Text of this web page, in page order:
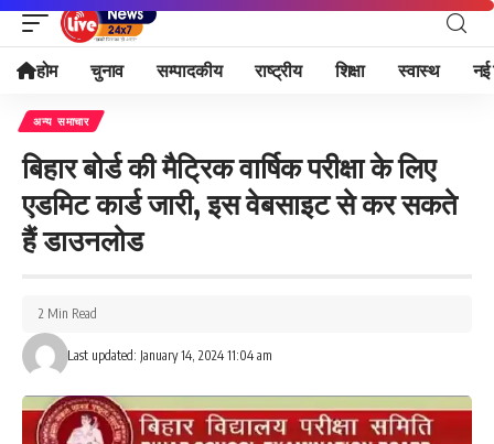
होम चुनाव सम्पादकीय राष्ट्रीय शिक्षा स्वास्थ नई
अन्य समाचार
बिहार बोर्ड की मैट्रिक वार्षिक परीक्षा के लिए
एडमिट कार्ड जारी, इस वेबसाइट से कर सकते
हैं डाउनलोड
Last updated: January 14, 2024 11:04 am
2 Min Read